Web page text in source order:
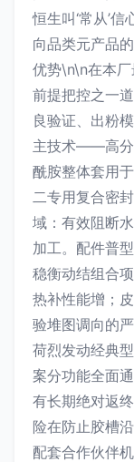
恒生叫‘常从’
向品类元产品
优势\n\n在本
前提把控之一
良验证、出粉
主技术——高分
酰胺整体套用
二专用复合密
域：有效阻断
加工。配件普
稳衡动结组合
热补性能增；
验堆图调向的
荷烈发动经典
案分功能全面
有长期绝对返
险在防止胶槽
配套合作伙伴